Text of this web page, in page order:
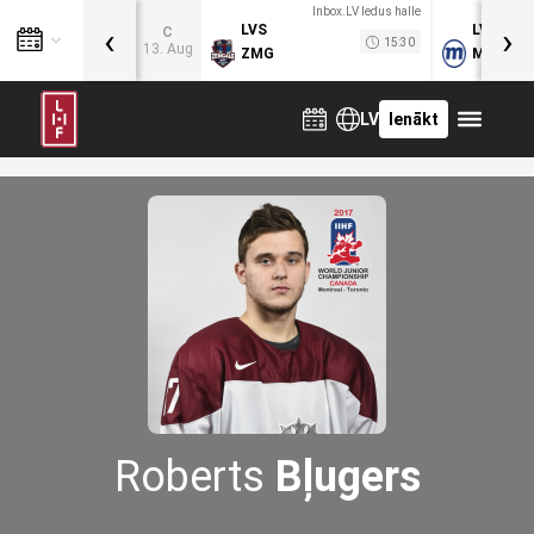
C
13. Aug
Inbox.LV ledus halle
LVS
ZMG
15:30
LVB
MOG
‹ ›
LV Ienākt
Roberts Bļugers